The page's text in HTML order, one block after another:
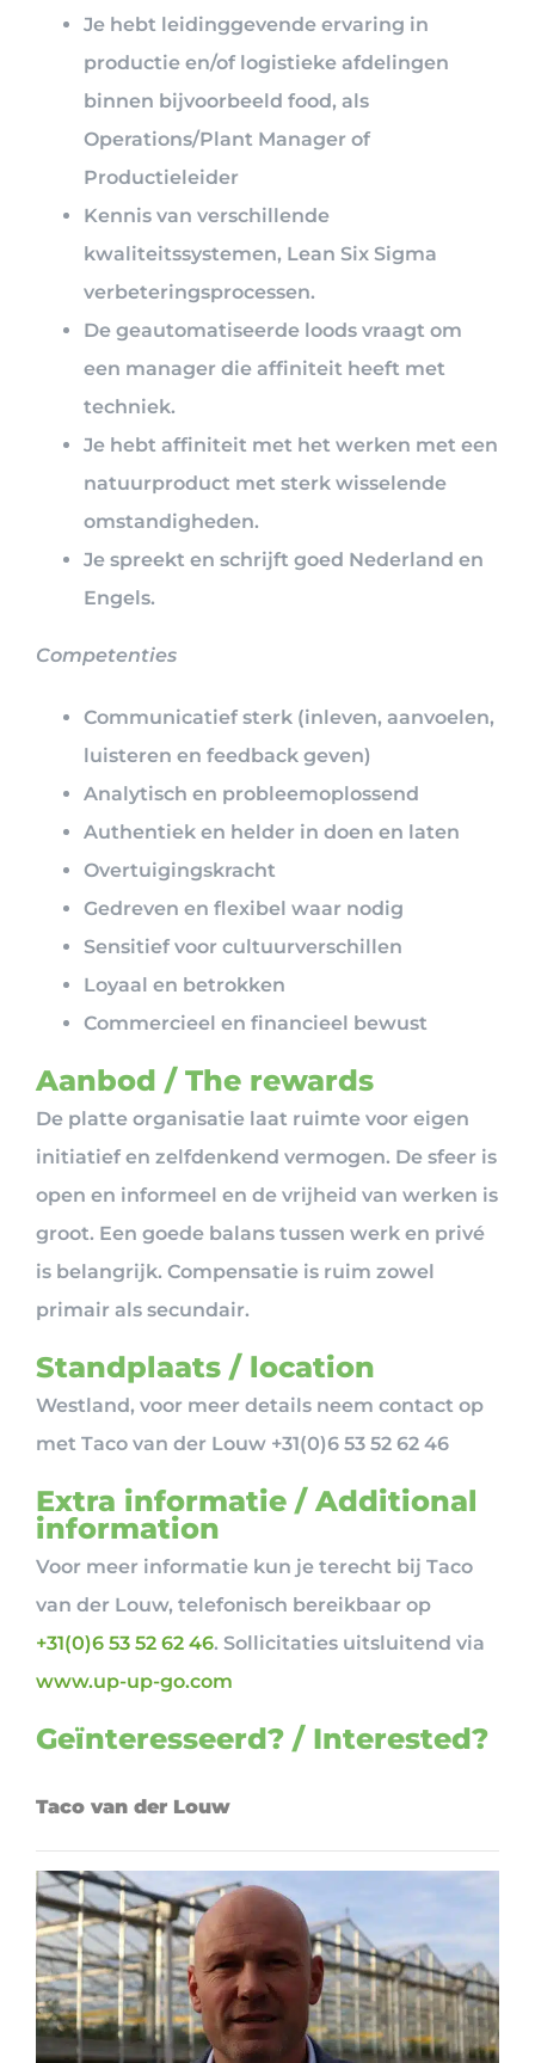
Je hebt leidinggevende ervaring in
productie en/of logistieke afdelingen
binnen bijvoorbeeld food, als
Operations/Plant Manager of
Productieleider
Kennis van verschillende
kwaliteitssystemen, Lean Six Sigma
verbeteringsprocessen.
De geautomatiseerde loods vraagt om
een manager die affiniteit heeft met
techniek.
Je hebt affiniteit met het werken met een
natuurproduct met sterk wisselende
omstandigheden.
Je spreekt en schrijft goed Nederland en
Engels.
Competenties
Communicatief sterk (inleven, aanvoelen,
luisteren en feedback geven)
Analytisch en probleemoplossend
Authentiek en helder in doen en laten
Overtuigingskracht
Gedreven en flexibel waar nodig
Sensitief voor cultuurverschillen
Loyaal en betrokken
Commercieel en financieel bewust
Aanbod / The rewards
De platte organisatie laat ruimte voor eigen
initiatief en zelfdenkend vermogen. De sfeer is
open en informeel en de vrijheid van werken is
groot. Een goede balans tussen werk en privé
is belangrijk. Compensatie is ruim zowel
primair als secundair.
Standplaats / location
Westland, voor meer details neem contact op
met Taco van der Louw +31(0)6 53 52 62 46
Extra informatie / Additional
information
Voor meer informatie kun je terecht bij Taco
van der Louw, telefonisch bereikbaar op
+31(0)6 53 52 62 46. Sollicitaties uitsluitend via
www.up-up-go.com
Geïnteresseerd? / Interested?
Taco van der Louw